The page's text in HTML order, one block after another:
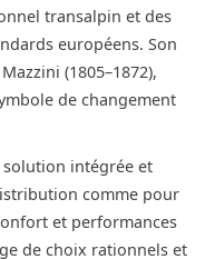
transalpin et des
européens. Son
(1805–1872),
de changement
solution intégrée et
comme pour
et performances
de choix rationnels et